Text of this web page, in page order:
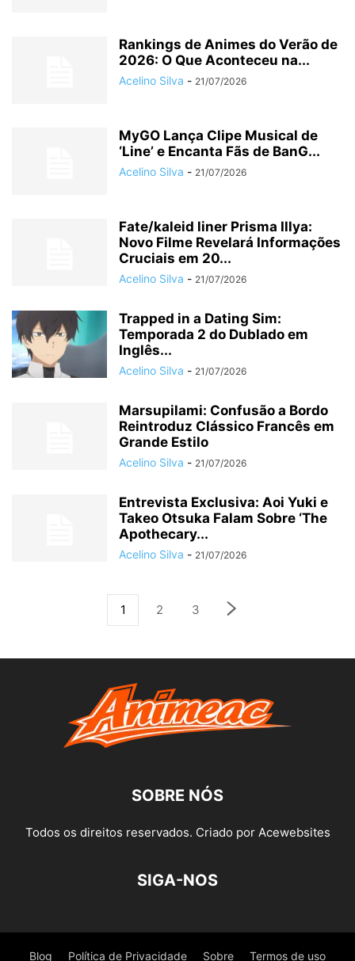
Rankings de Animes do Verão de
2026: O Que Aconteceu na...
Acelino Silva - 21/07/2026
MyGO Lança Clipe Musical de
‘Line’ e Encanta Fãs de BanG...
Acelino Silva - 21/07/2026
Fate/kaleid liner Prisma Illya:
Novo Filme Revelará Informações
Cruciais em 20...
Acelino Silva - 21/07/2026
Trapped in a Dating Sim:
Temporada 2 do Dublado em
Inglês...
Acelino Silva - 21/07/2026
Marsupilami: Confusão a Bordo
Reintroduz Clássico Francês em
Grande Estilo
Acelino Silva - 21/07/2026
Entrevista Exclusiva: Aoi Yuki e
Takeo Otsuka Falam Sobre ‘The
Apothecary...
Acelino Silva - 21/07/2026
1 2 3
SOBRE NÓS
Todos os direitos reservados. Criado por Acewebsites
SIGA-NOS
Blog Política de Privacidade Sobre Termos de uso